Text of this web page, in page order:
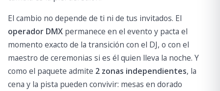
El cambio no depende de ti ni de tus invitados. El
operador DMX permanece en el evento y pacta el
momento exacto de la transición con el DJ, o con el
maestro de ceremonias si es él quien lleva la noche. Y
como el paquete admite 2 zonas independientes, la
cena y la pista pueden convivir: mesas en dorado